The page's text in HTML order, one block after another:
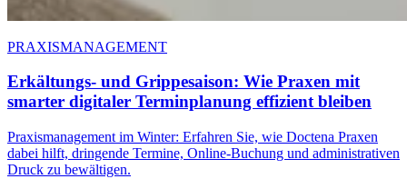
PRAXISMANAGEMENT
Erkältungs- und Grippesaison: Wie Praxen mit
smarter digitaler Terminplanung effizient bleiben
Praxismanagement im Winter: Erfahren Sie, wie Doctena Praxen
dabei hilft, dringende Termine, Online-Buchung und administrativen
Druck zu bewältigen.